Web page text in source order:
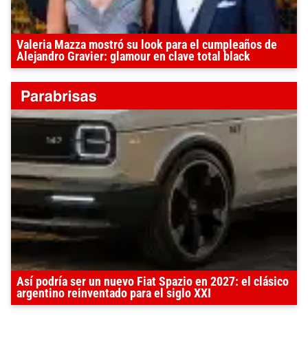
Valeria Mazza mostró su look para el cumpleaños de
Alejandro Gravier: glamour en clave total black
Así podría ser un nuevo Fiat Spazio en 2027: el clásico
argentino reinventado para el siglo XXI